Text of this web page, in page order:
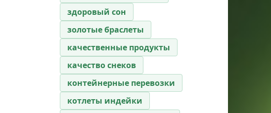
здоровый сон
золотые браслеты
качественные продукты
качество снеков
контейнерные перевозки
котлеты индейки